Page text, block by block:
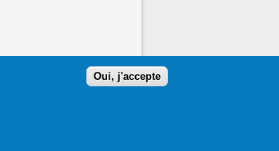
Oui, j'accepte